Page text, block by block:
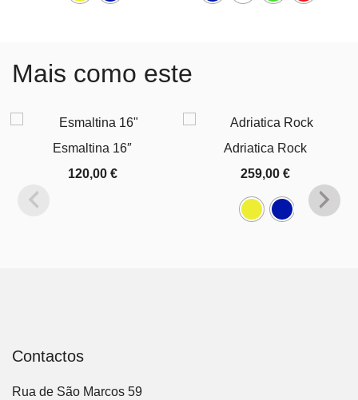
Mais como este
Esmaltina 16″
120,00 €
Adriatica Rock
259,00€
Contactos
Rua de São Marcos 59